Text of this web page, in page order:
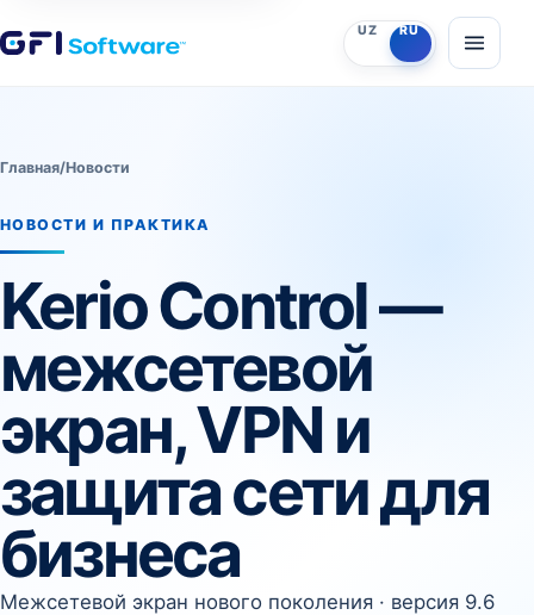
UZ RU
Главная/Новости
НОВОСТИ И ПРАКТИКА
Kerio Control —
межсетевой
экран, VPN и
защита сети для
бизнеса
Межсетевой экран нового поколения · версия 9.6